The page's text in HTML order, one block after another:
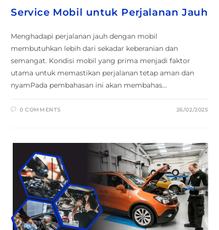
Service Mobil untuk Perjalanan Jauh
Menghadapi perjalanan jauh dengan mobil
membutuhkan lebih dari sekadar keberanian dan
semangat. Kondisi mobil yang prima menjadi faktor
utama untuk memastikan perjalanan tetap aman dan
nyamPada pembahasan ini akan membahas…
0 COMMENTS 26/02/2025